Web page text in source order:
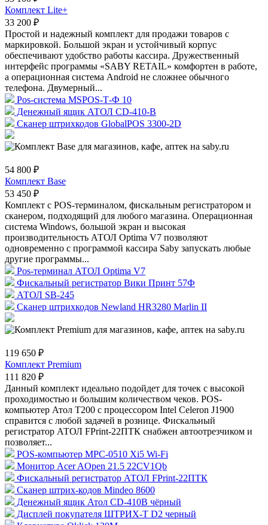
Комплект Lite+
33 200 ₽
Простой и надежный комплект для продажи товаров с
маркировкой. Большой экран и устойчивый корпус
обеспечивают удобство работы кассира. Дружественный
интерфейс программы «SABY RETAIL» комфортен в работе,
а операционная система Android не сложнее обычного
телефона. Двумерный...
Pos-система MSPOS-Т-Ф 10
Денежный ящик АТОЛ CD-410-В
Сканер штрихкодов GlobalPOS 3300-2D
54 800 ₽
Комплект Base
53 450 ₽
Комплект с POS-терминалом, фискальным регистратором и
сканером, подходящий для любого магазина. Операционная
система Windows, большой экран и высокая
производительность АТОЛ Optima V7 позволяют
одновременно с программой кассира Saby запускать любые
другие программы...
Pos-терминал АТОЛ Optima V7
Фискальный регистратор Вики Принт 57Ф
АТОЛ SB-245
Сканер штрихкодов Newland HR3280 Marlin II
119 650 ₽
Комплект Premium
111 820 ₽
Данный комплект идеально подойдет для точек с высокой
проходимостью и большим количеством чеков. POS-
компьютер Атол Т200 с процессором Intel Celeron J1900
справится с любой задачей в рознице. Фискальный
регистратор АТОЛ FPrint-22ПТК снабжен автоотрезчиком и
позволяет...
POS-компьютер MPC-0510 Xi5 Wi-Fi
Монитор Acer AOpen 21.5 22CV1Qb
Фискальный регистратор АТОЛ FPrint-22ПТК
Сканер штрих-кодов Mindeo 8600
Денежный ящик Атол CD-410B чёрный
Дисплей покупателя ШТРИХ-T D2 черный